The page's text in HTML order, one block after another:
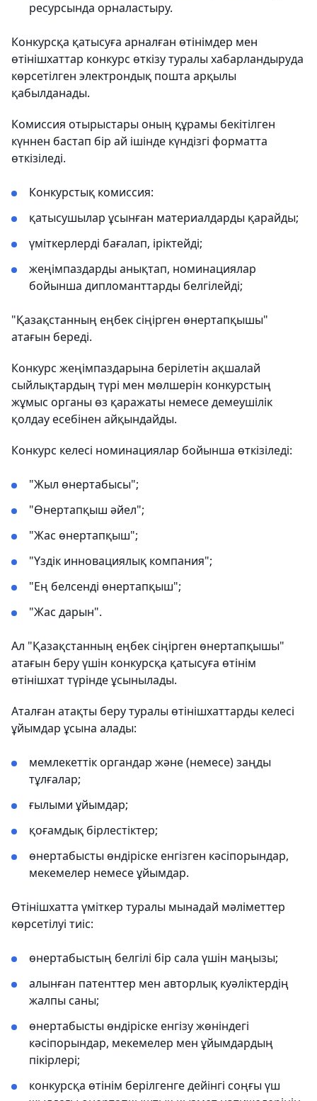
ресурсында орналастыру.
Конкурсқа қатысуға арналған өтінімдер мен
өтінішхаттар конкурс өткізу туралы хабарландыруда
көрсетілген электрондық пошта арқылы
қабылданады.
Комиссия отырыстары оның құрамы бекітілген
күннен бастап бір ай ішінде күндізгі форматта
өткізіледі.
Конкурстық комиссия:
қатысушылар ұсынған материалдарды қарайды;
үміткерлерді бағалап, іріктейді;
жеңімпаздарды анықтап, номинациялар
бойынша дипломанттарды белгілейді;
"Қазақстанның еңбек сіңірген өнертапқышы"
атағын береді.
Конкурс жеңімпаздарына берілетін ақшалай
сыйлықтардың түрі мен мөлшерін конкурстың
жұмыс органы өз қаражаты немесе демеушілік
қолдау есебінен айқындайды.
Конкурс келесі номинациялар бойынша өткізіледі:
"Жыл өнертабысы";
"Өнертапқыш әйел";
"Жас өнертапқыш";
"Үздік инновациялық компания";
"Ең белсенді өнертапқыш";
"Жас дарын".
Ал "Қазақстанның еңбек сіңірген өнертапқышы"
атағын беру үшін конкурсқа қатысуға өтінім
өтінішхат түрінде ұсынылады.
Аталған атақты беру туралы өтінішхаттарды келесі
ұйымдар ұсына алады:
мемлекеттік органдар және (немесе) заңды
тұлғалар;
ғылыми ұйымдар;
қоғамдық бірлестіктер;
өнертабысты өндіріске енгізген кәсіпорындар,
мекемелер немесе ұйымдар.
Өтінішхатта үміткер туралы мынадай мәліметтер
көрсетілуі тиіс:
өнертабыстың белгілі бір сала үшін маңызы;
алынған патенттер мен авторлық куәліктердің
жалпы саны;
өнертабысты өндіріске енгізу жөніндегі
кәсіпорындар, мекемелер мен ұйымдардың
пікірлері;
конкурсқа өтінім берілгенге дейінгі соңғы үш